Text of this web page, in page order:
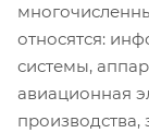
относятся:
системы,
авиационная